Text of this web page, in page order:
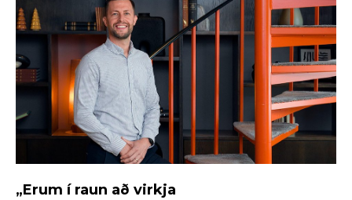
„Erum í raun að virkja